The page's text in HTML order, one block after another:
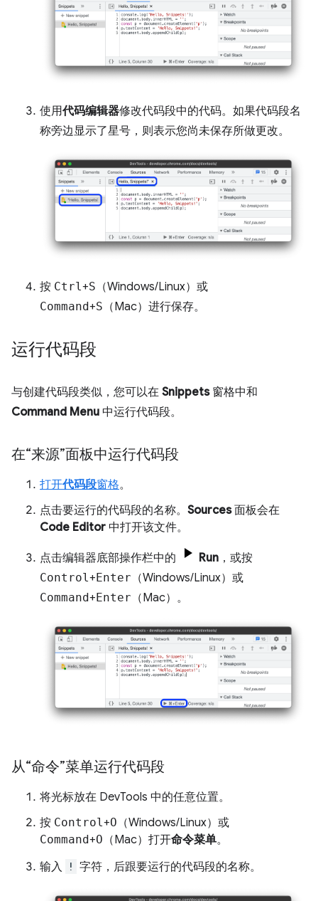
使用代码编辑器修改代码段中的代码。如果代码段名
称旁边显示了星号，则表示您尚未保存所做更改。
按 Ctrl +S （Windows/Linux）或
Command+S （Mac）进行保存。
运行代码段
与创建代码段类似，您可以在 Snippets窗格中和
Command Menu 中运行代码段。
在“来源”面板中运行代码段
打开代码段窗格。
点击要运行的代码段的名称。 Sources面板会在
Code Editor 中打开该文件。
点击编辑器底部操作栏中的 Run ，或按
Control +Enter （Windows/Linux）或
Command+Enter （Mac）。
从“命令”菜单运行代码段
将光标放在 DevTools 中的任意位置。
按 Control +O （Windows/Linux）或
Command+O （Mac）打开命令菜单。
输入
! 字符，后跟要运行的代码段的名称。